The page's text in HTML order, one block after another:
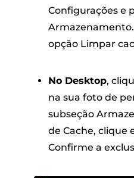
Configurações e
opção Limpar
No Desktop,
na sua foto de
subseção
de Cache, clique
Confirme a